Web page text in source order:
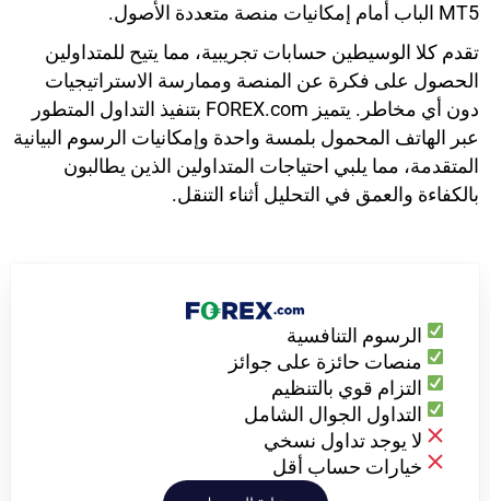
MT5 الباب أمام إمكانيات منصة متعددة الأصول.
تقدم كلا الوسيطين حسابات تجريبية، مما يتيح للمتداولين
الحصول على فكرة عن المنصة وممارسة الاستراتيجيات
دون أي مخاطر. يتميز FOREX.com بتنفيذ التداول المتطور
عبر الهاتف المحمول بلمسة واحدة وإمكانيات الرسوم البيانية
المتقدمة، مما يلبي احتياجات المتداولين الذين يطالبون
بالكفاءة والعمق في التحليل أثناء التنقل.
الرسوم التنافسية
منصات حائزة على جوائز
التزام قوي بالتنظيم
التداول الجوال الشامل
لا يوجد تداول نسخي
خيارات حساب أقل